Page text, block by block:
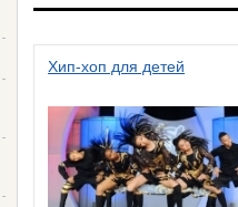
Хип-хоп для детей